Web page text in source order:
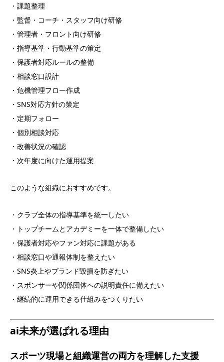
・課題整理
・監督・コーチ・スタッフ向け研修
・管理者・フロント向け研修
・指導基準・行動基準の策定
・保護者対応ルールの整備
・相談窓口設計
・危機管理フロー作成
・SNS対応方針の策定
・定期フォロー
・個別相談対応
・改善状況の確認
・次年度に向けた運用提案
このような組織におすすめです。
・クラブ全体の指導基準を統一したい
・トップチームとアカデミーを一体で整備したい
・保護者対応やファン対応に課題がある
・相談窓口や通報体制を整えたい
・SNS炎上やブランド毀損を防ぎたい
・スポンサーや関係団体への説明責任に備えたい
・継続的に運用できる仕組みをつくりたい
ai未来が選ばれる理由
スポーツ現場と組織運営の両方を理解した支援